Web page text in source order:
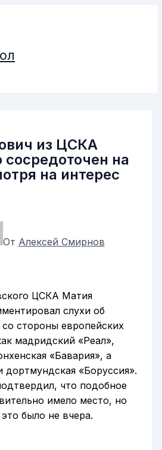
из ЦСКА
сосредоточен на
на интерес
От Алексей Смирнов
ЦСКА Матия
слухи об
стороны европейских
мадридский «Реал»,
«Бавария», а
«Боруссия».
что подобное
имело место, но
было не вчера.